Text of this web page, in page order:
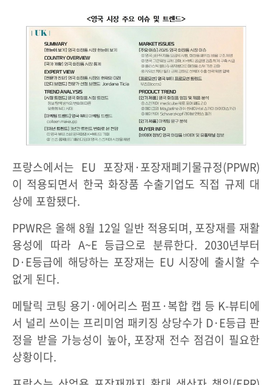
프랑스에서는 EU 포장재·포장재폐기물규정(PPWR)
이 적용되면서 한국 화장품 수출기업도 직접 규제 대
상에 포함됐다.
PPWR은 올해 8월 12일 일반 적용되며, 포장재를 재활
용성에 따라 A~E 등급으로 분류한다. 2030년부터
D·E등급에 해당하는 포장재는 EU 시장에 출시할 수
없게 된다.
메탈릭 코팅 용기·에어리스 펌프·복합 캡 등 K-뷰티에
서 널리 쓰이는 프리미엄 패키징 상당수가 D·E등급 판
정을 받을 가능성이 높아, 포장재 전수 점검이 필요한
상황이다.